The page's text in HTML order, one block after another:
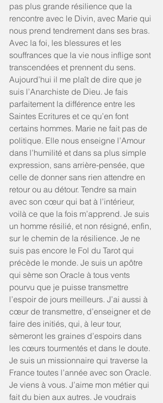
pas plus grande résilience que la
rencontre avec le Divin, avec Marie qui
nous prend tendrement dans ses bras.
Avec la foi, les blessures et les
souffrances que la vie nous inflige sont
transcendées et prennent du sens.
Aujourd’hui il me plaît de dire que je
suis l’Anarchiste de Dieu. Je fais
parfaitement la différence entre les
Saintes Ecritures et ce qu’en font
certains hommes. Marie ne fait pas de
politique. Elle nous enseigne l’Amour
dans l’humilité et dans sa plus simple
expression, sans arrière-pensée, que
celle de donner sans rien attendre en
retour ou au détour. Tendre sa main
avec son cœur qui bat à l’intérieur,
voilà ce que la fois m’apprend. Je suis
un homme résilié, et non résigné, enfin,
sur le chemin de la résilience. Je ne
suis pas encore le Fol du Tarot qui
précède le monde. Je suis un apôtre
qui sème son Oracle à tous vents
pourvu que je puisse transmettre
l’espoir de jours meilleurs. J’ai aussi à
cœur de transmettre, d’enseigner et de
faire des initiés, qui, à leur tour,
sèmeront les graines d’espoirs dans
les cœurs tourmentés et dans le doute.
Je suis un missionnaire qui traverse la
France toutes l’année avec son Oracle.
Je viens à vous. J’aime mon métier qui
fait du bien aux autres. Je voudrais